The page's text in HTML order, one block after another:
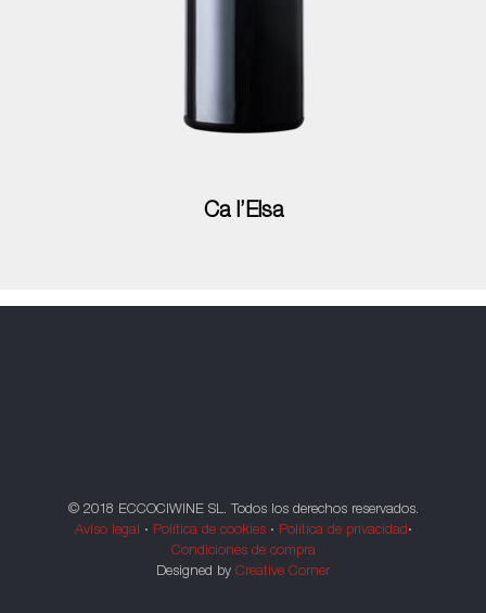
Ca l’Elsa
© 2018 ECCOCIWINE SL. Todos los derechos reservados.
Avíso legal · Política de cookies· Política de privacidad·
Condiciones de compra
Designed by Creative Corner